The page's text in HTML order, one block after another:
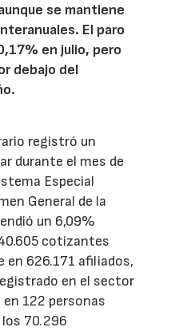
se mantiene
El paro
en julio, pero
debajo del
registró un
durante el mes de
Especial
General de la
un 6,09%
cotizantes
626.171 afiliados,
en el sector
122 personas
70.296